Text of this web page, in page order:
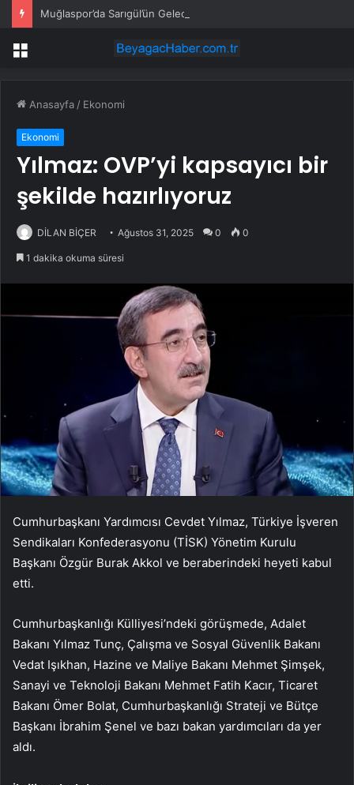
Muğlaspor’da Sarıgül’ün Geleceği Belirsiz
Menü
Anasayfa / Ekonomi
Ekonomi
Yılmaz: OVP’yi kapsayıcı bir
şekilde hazırlıyoruz
DİLAN BİÇER Ağustos 31, 2025 0 0
1 dakika okuma süresi
Cumhurbaşkanı Yardımcısı Cevdet Yılmaz, Türkiye İşveren
Sendikaları Konfederasyonu (TİSK) Yönetim Kurulu
Başkanı Özgür Burak Akkol ve beraberindeki heyeti kabul
etti.
Cumhurbaşkanlığı Külliyesi’ndeki görüşmede, Adalet
Bakanı Yılmaz Tunç, Çalışma ve Sosyal Güvenlik Bakanı
Vedat Işıkhan, Hazine ve Maliye Bakanı Mehmet Şimşek,
Sanayi ve Teknoloji Bakanı Mehmet Fatih Kacır, Ticaret
Bakanı Ömer Bolat, Cumhurbaşkanlığı Strateji ve Bütçe
Başkanı İbrahim Şenel ve bazı bakan yardımcıları da yer
aldı.